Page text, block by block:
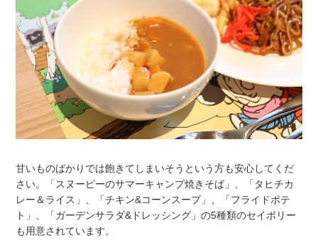
甘いものばかりでは飽きてしまいそうという方も安心してくだ
さい。「スヌーピーのサマーキャンプ焼きそば」、「タヒチカ
レー＆ライス」、「チキン&コーンスープ」、「フライドポテ
ト」、「ガーデンサラダ&ドレッシング」の5種類のセイボリー
も用意されています。